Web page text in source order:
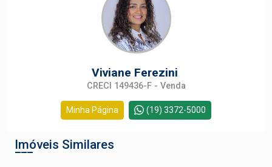
Viviane Ferezini
CRECI 149436-F - Venda
Minha Página (19) 3372-5000
Imóveis Similares